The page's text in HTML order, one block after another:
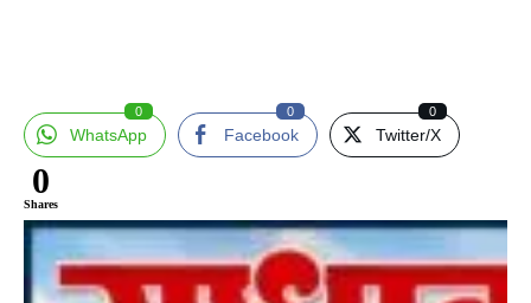
WhatsApp
0
Facebook
0
Twitter/X
0
0
Shares